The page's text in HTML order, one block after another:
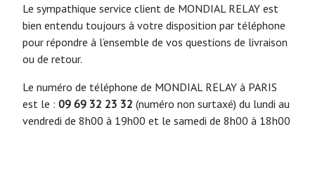
Le sympathique service client de MONDIAL RELAY est
bien entendu toujours à votre disposition par téléphone
pour répondre à l’ensemble de vos questions de livraison
ou de retour.
Le numéro de téléphone de MONDIAL RELAY à PARIS
est le : 09 69 32 23 32 (numéro non surtaxé) du lundi au
vendredi de 8h00 à 19h00 et le samedi de 8h00 à 18h00